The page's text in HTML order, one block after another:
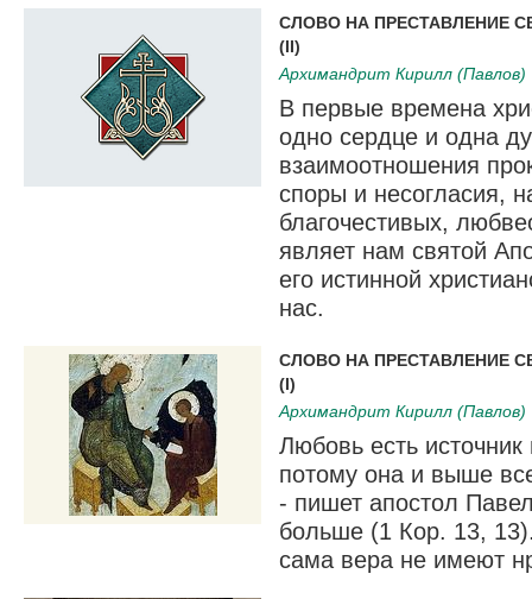
СЛОВО НА ПРЕСТАВЛЕНИЕ
(II)
Архимандрит Кирилл (Павлов)
В первые времена
одно сердце и одна
взаимоотношения
споры и несогласия,
благочестивых,
являет нам святой
его истинной
нас.
СЛОВО НА ПРЕСТАВЛЕНИЕ
(I)
Архимандрит Кирилл (Павлов)
Любовь есть
потому она и выше
- пишет апостол
больше (1 Кор. 13,
сама вера не имеют